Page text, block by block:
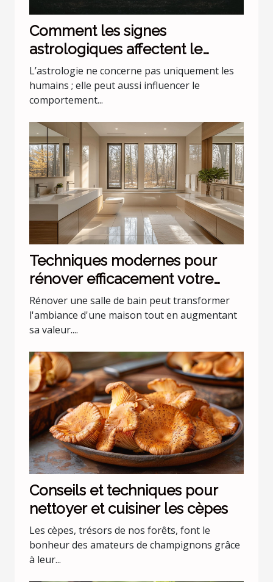
Comment les signes
astrologiques affectent le
comportement de nos animaux
domestiques
L’astrologie ne concerne pas uniquement les
humains ; elle peut aussi influencer le
comportement...
Techniques modernes pour
rénover efficacement votre
salle de bain
Rénover une salle de bain peut transformer
l'ambiance d'une maison tout en augmentant
sa valeur....
Conseils et techniques pour
nettoyer et cuisiner les cèpes
Les cèpes, trésors de nos forêts, font le
bonheur des amateurs de champignons grâce
à leur...